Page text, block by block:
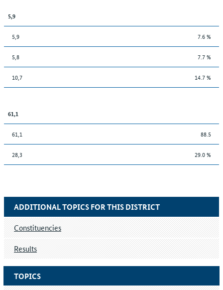
5,9
5,9 7.6 %
5,8 7.7 %
10,7 14.7 %
61,1
61,1 88.5
28,3 29.0 %
TOPICS
ADDITIONAL TOPICS FOR THIS DISTRICT
Constituencies
Results